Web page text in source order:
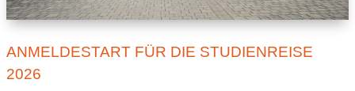
ANMELDESTART FÜR DIE STUDIENREISE
2026